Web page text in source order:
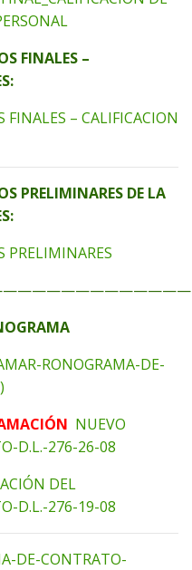
FINALES –
FINALES – CALIFICACION
PRELIMINARES DE LA
PRELIMINARES
RONOGRAMA-DE-
NUEVO
D.L.-276-26-08
DEL
D.L.-276-19-08
DE-CONTRATO-